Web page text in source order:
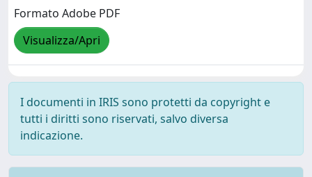
Formato Adobe PDF
Visualizza/Apri
I documenti in IRIS sono protetti da copyright e
tutti i diritti sono riservati, salvo diversa
indicazione.